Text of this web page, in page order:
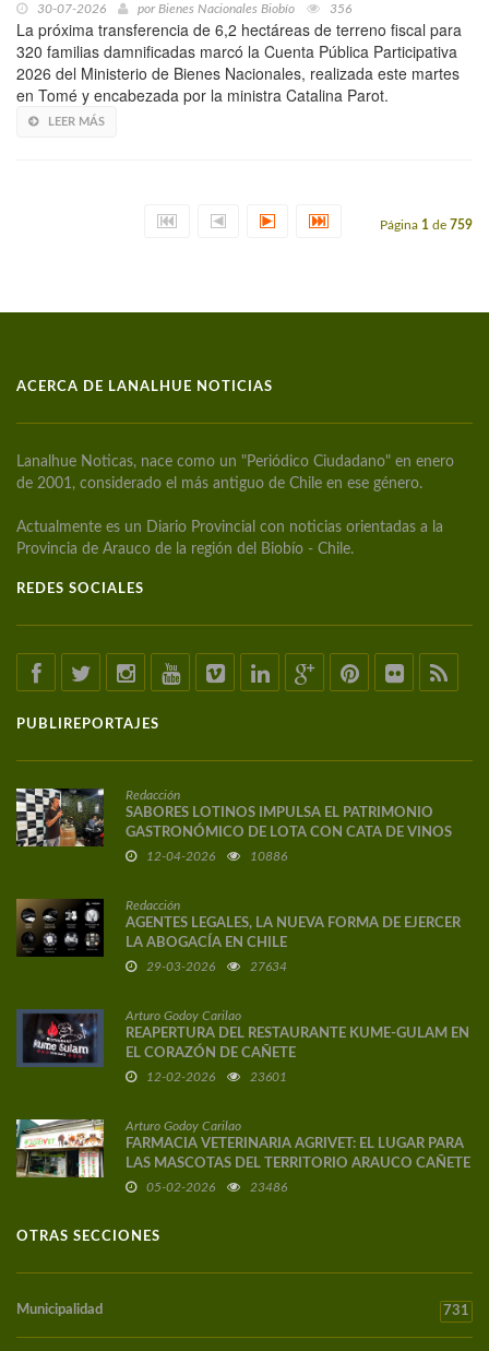
30-07-2026 por Bienes Nacionales Biobío 356
La próxima transferencia de 6,2 hectáreas de terreno fiscal para
320 familias damnificadas marcó la Cuenta Pública Participativa
2026 del Ministerio de Bienes Nacionales, realizada este martes
en Tomé y encabezada por la ministra Catalina Parot.
LEER MÁS
Página 1 de 759
ACERCA DE LANALHUE NOTICIAS
Lanalhue Noticas, nace como un "Periódico Ciudadano" en enero
de 2001, considerado el más antiguo de Chile en ese género.
Actualmente es un Diario Provincial con noticias orientadas a la
Provincia de Arauco de la región del Biobío - Chile.
REDES SOCIALES
PUBLIREPORTAJES
Redacción
SABORES LOTINOS IMPULSA EL PATRIMONIO
GASTRONÓMICO DE LOTA CON CATA DE VINOS
DE AUTOR
12-04-2026 10886
Redacción
AGENTES LEGALES, LA NUEVA FORMA DE EJERCER
LA ABOGACÍA EN CHILE
29-03-2026 27634
Arturo Godoy Carilao
REAPERTURA DEL RESTAURANTE KUME-GULAM EN
EL CORAZÓN DE CAÑETE
12-02-2026 23601
Arturo Godoy Carilao
FARMACIA VETERINARIA AGRIVET: EL LUGAR PARA
LAS MASCOTAS DEL TERRITORIO ARAUCO CAÑETE
05-02-2026 23486
OTRAS SECCIONES
Municipalidad 731